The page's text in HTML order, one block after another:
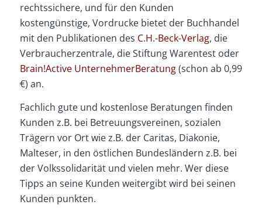
rechtssichere, und für den Kunden
kostengünstige, Vordrucke bietet der Buchhandel
mit den Publikationen des C.H.-Beck-Verlag, die
Verbraucherzentrale, die Stiftung Warentest oder
Brain!Active UnternehmerBeratung(schon ab 0,99
€) an.
Fachlich gute und kostenlose Beratungen finden
Kunden z.B. bei Betreuungsvereinen, sozialen
Trägern vor Ort wie z.B. der Caritas, Diakonie,
Malteser, in den östlichen Bundesländern z.B. bei
der Volkssolidarität und vielen mehr. Wer diese
Tipps an seine Kunden weitergibt wird bei seinen
Kunden punkten.